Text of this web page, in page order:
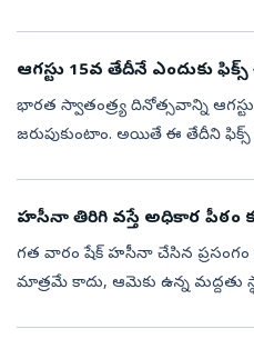
ఆగస్టు 15వ తేదీనే ఎందుకు
భారత స్వాతంత్ర్య దినోత్సవాన్ని
జరుపుకుంటాం. అయితే ఈ తేదీని
హసీనా తిరిగి వస్తే అధికార పీఠం
గత వారం షేక్ హసీనా చేసిన ప్రసంగం
మాత్రమే కాదు, ఆమెకు ఉన్న మద్దతు